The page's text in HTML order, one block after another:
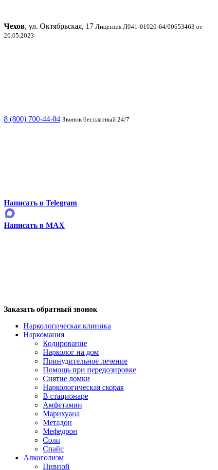
Чехов, ул. Октябрьская, 17 Лицензия Л041-01020-64/00653463 от
26.05.2023
8 (800) 700-44-04 Звонок бесплатный 24/7
Написать в Telegram
Написать в MAX
Заказать обратный звонок
Наркологическая клиника
Наркомания
Кодирование
Нарколог на дом
Принудительное лечение
Помощь при передозировке
Снятие ломки
Наркологическая скорая
В стационаре
Амфетамин
Марихуана
Метадон
Мефедрон
Соли
Спайс
Алкоголизм
Пивной